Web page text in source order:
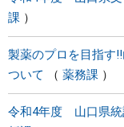
課
製薬のプロを目指す
ついて
薬務課
令和4年度 山口県統